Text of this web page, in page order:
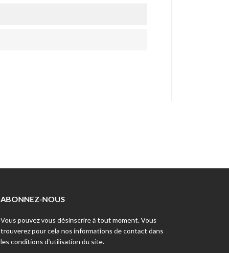
ABONNEZ-NOUS
Vous pouvez vous désinscrire à tout moment. Vous
trouverez pour cela nos informations de contact dans
les conditions d'utilisation du site.